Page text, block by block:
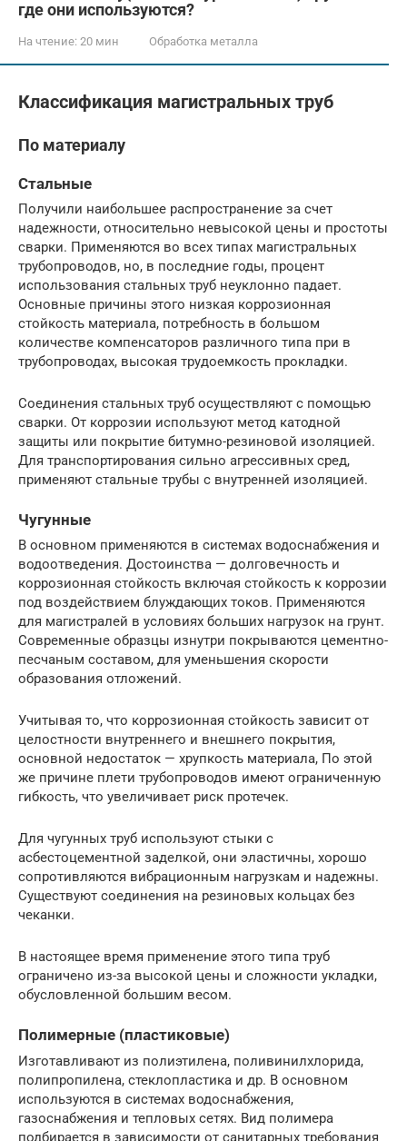
где они используются?
На чтение: 20 мин Обработка металла
Классификация магистральных труб
По материалу
Стальные
Получили наибольшее распространение за счет
надежности, относительно невысокой цены и простоты
сварки. Применяются во всех типах магистральных
трубопроводов, но, в последние годы, процент
использования стальных труб неуклонно падает.
Основные причины этого низкая коррозионная
стойкость материала, потребность в большом
количестве компенсаторов различного типа при в
трубопроводах, высокая трудоемкость прокладки.
Соединения стальных труб осуществляют с помощью
сварки. От коррозии используют метод катодной
защиты или покрытие битумно-резиновой изоляцией.
Для транспортирования сильно агрессивных сред,
применяют стальные трубы с внутренней изоляцией.
Чугунные
В основном применяются в системах водоснабжения и
водоотведения. Достоинства — долговечность и
коррозионная стойкость включая стойкость к коррозии
под воздействием блуждающих токов. Применяются
для магистралей в условиях больших нагрузок на грунт.
Современные образцы изнутри покрываются цементно-
песчаным составом, для уменьшения скорости
образования отложений.
Учитывая то, что коррозионная стойкость зависит от
целостности внутреннего и внешнего покрытия,
основной недостаток — хрупкость материала, По этой
же причине плети трубопроводов имеют ограниченную
гибкость, что увеличивает риск протечек.
Для чугунных труб используют стыки с
асбестоцементной заделкой, они эластичны, хорошо
сопротивляются вибрационным нагрузкам и надежны.
Существуют соединения на резиновых кольцах без
чеканки.
В настоящее время применение этого типа труб
ограничено из-за высокой цены и сложности укладки,
обусловленной большим весом.
Полимерные (пластиковые)
Изготавливают из полиэтилена, поливинилхлорида,
полипропилена, стеклопластика и др. В основном
используются в системах водоснабжения,
газоснабжения и тепловых сетях. Вид полимера
подбирается в зависимости от санитарных требования